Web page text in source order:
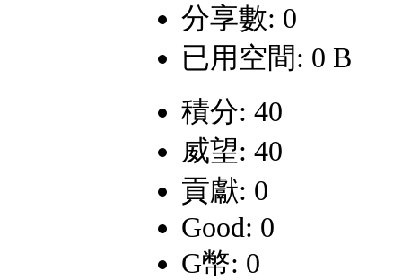
分享數: 0
已用空間: 0 B
積分: 40
威望: 40
貢獻: 0
Good: 0
G幣: 0